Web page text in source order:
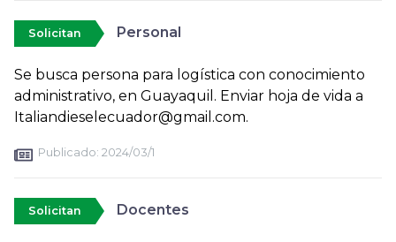
Solicitan Personal
Se busca persona para logística con conocimiento
administrativo, en Guayaquil. Enviar hoja de vida a
Italiandieselecuador@gmail.com.
Publicado: 2024/03/1
Solicitan Docentes